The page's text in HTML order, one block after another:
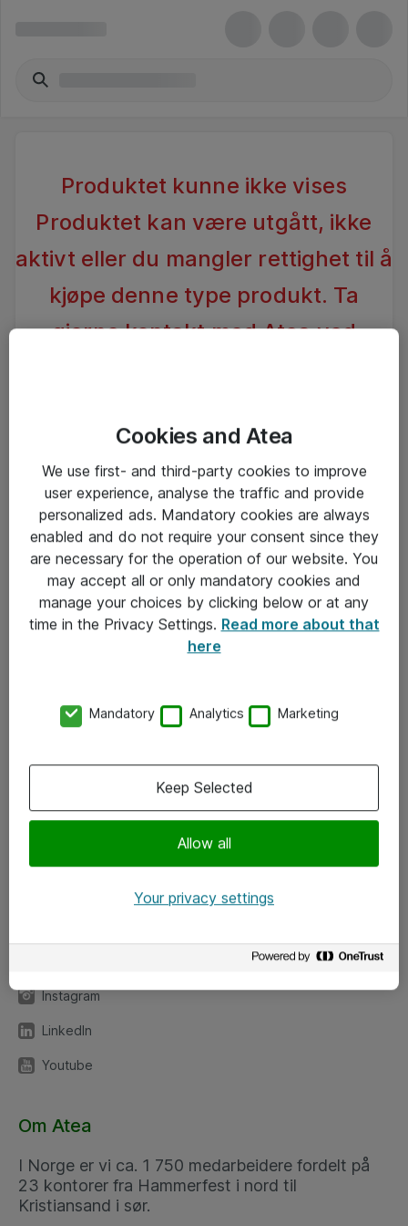
Produktet kunne ikke vises
Produktet kan være utgått, ikke
aktivt eller du mangler rettighet til å
kjøpe denne type produkt. Ta
gjerne kontakt med Atea ved
Informasjon
Salgsbetingelser
Sjekkliste ved mottak av gods
Kontakt
Instagram
LinkedIn
Youtube
Om Atea
I Norge er vi ca. 1 750 medarbeidere fordelt på
23 kontorer fra Hammerfest i nord til
Kristiansand i sør.
Cookies and Atea
We use first- and third-party cookies to improve
user experience, analyse the traffic and provide
personalized ads. Mandatory cookies are always
enabled and do not require your consent since they
are necessary for the operation of our website. You
may accept all or only mandatory cookies and
manage your choices by clicking below or at any
time in the Privacy Settings. Read more about that
here
Mandatory Analytics Marketing
Allow all
Keep Selected
Your privacy settings